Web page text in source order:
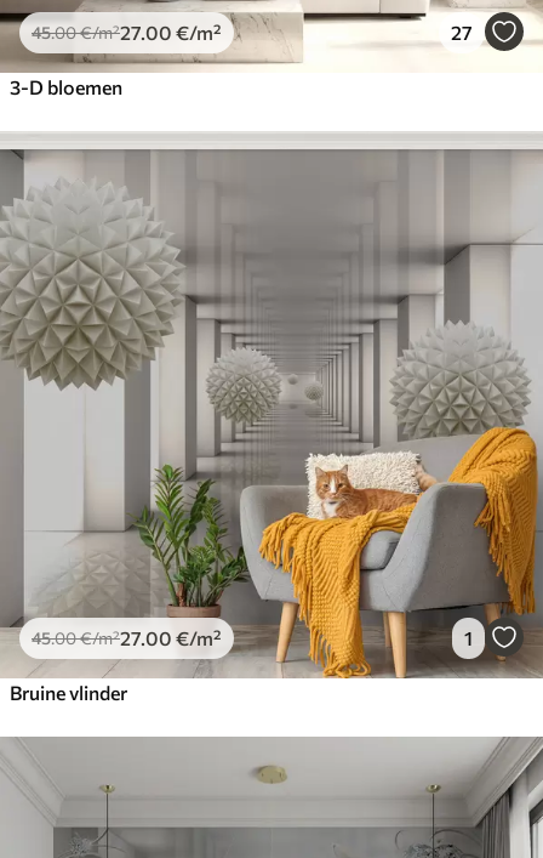
45.00€/m²27.00 €/m² 27
3-D bloemen
45.00€/m²27.00 €/m² 1
Bruine vlinder